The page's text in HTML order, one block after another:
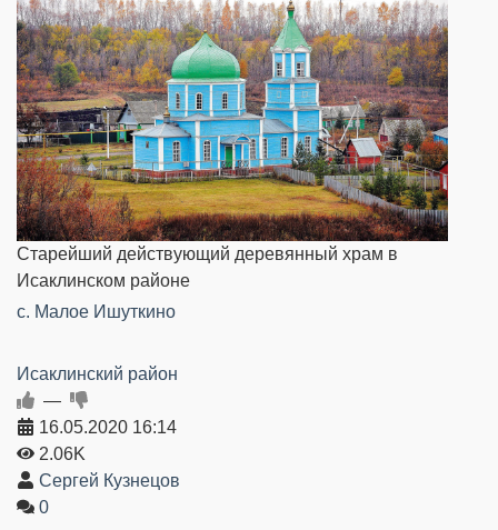
Старейший действующий деревянный храм в
Исаклинском районе
с. Малое Ишуткино
Исаклинский район
—
16.05.2020 16:14
2.06K
Сергей Кузнецов
0